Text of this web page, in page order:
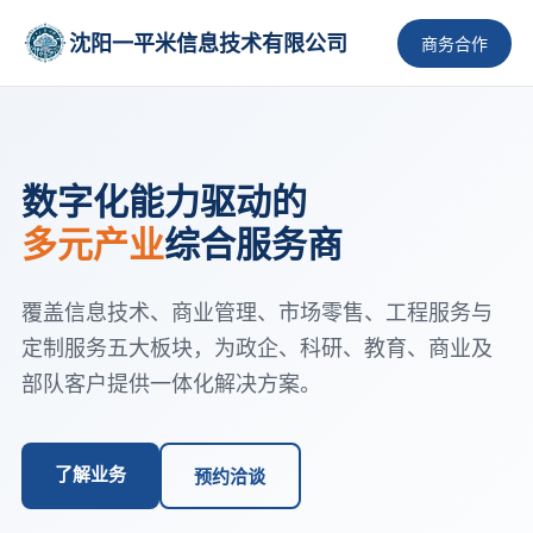
沈阳一平米信息技术有限公司 商务合作
数字化能力驱动的
多元产业综合服务商
覆盖信息技术、商业管理、市场零售、工程服务与
定制服务五大板块，为政企、科研、教育、商业及
部队客户提供一体化解决方案。
了解业务 预约洽谈